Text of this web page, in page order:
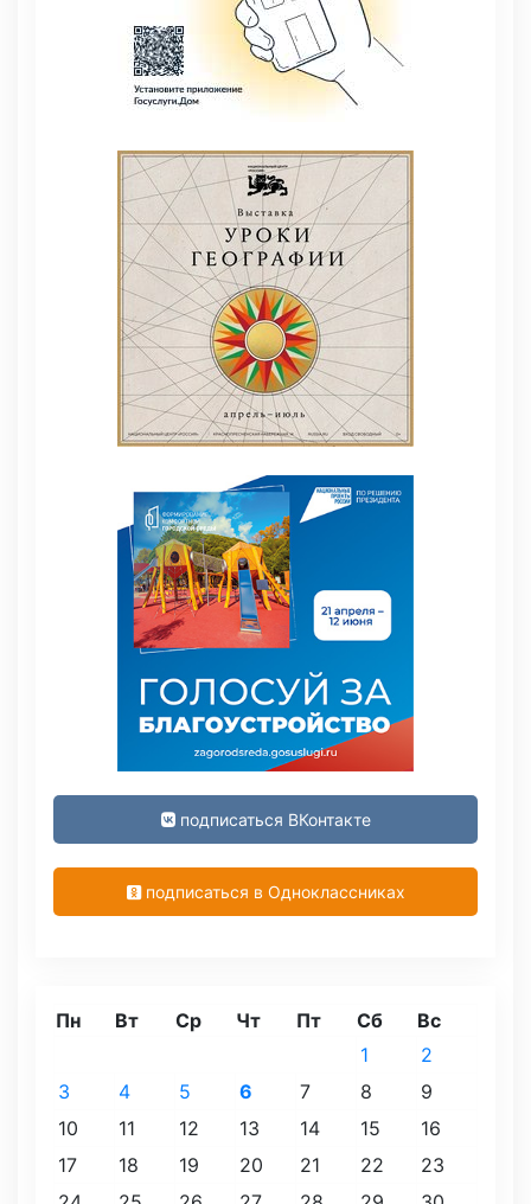
подписаться ВКонтакте
подписаться в Одноклассниках
Пн Вт Ср Чт Пт Сб
Вс
1
2
3
4 5 6 7 8
9
10
11 12 13 14 15
16
17
18 19 20 21 22
23